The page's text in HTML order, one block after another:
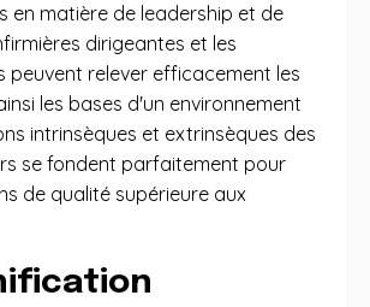
en matière de leadership et de
dirigeantes et les
peuvent relever efficacement les
les bases d'un environnement
intrinsèques et extrinsèques des
se fondent parfaitement pour
de qualité supérieure aux